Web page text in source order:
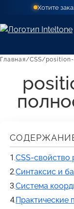
Хотите
Главная CSS position-
CSS-
Синтаксис и
Система
Практические